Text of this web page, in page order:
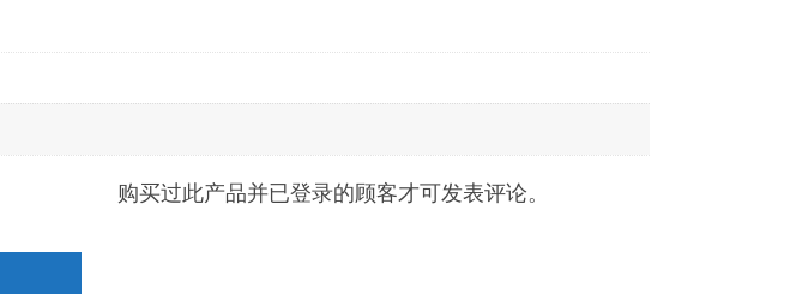
购买过此产品并已登录的顾客才可发表评论。